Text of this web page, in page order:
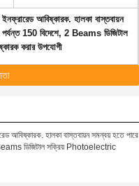
আবিষ্কারক. হালকা বাস্তবায়ন
পর্যন্ত 150 বিদেশে, 2 Beams ডিজিটাল
করার উপযোগী
হালকা বাস্তবায়ন সমন্বয় হতে পারে
Beams ডিজিটাল সক্রিয় Photoelectric